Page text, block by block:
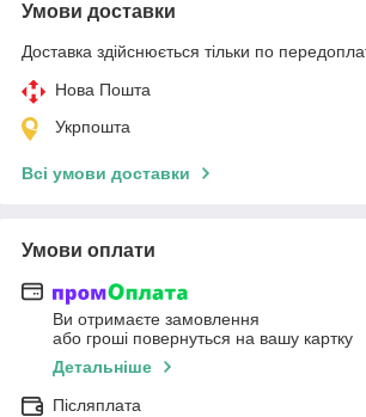
Умови доставки
Доставка здійснюється тільки по
Нова Пошта
Укрпошта
Всі умови доставки
Умови оплати
Ви отримаєте замовлення
або гроші повернуться на вашу картку
Детальніше
Післяплата